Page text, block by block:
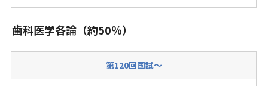
歯科医学各論（約50％）
第120回国試～